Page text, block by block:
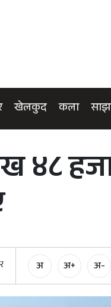
खेलकुद कला
४८
अ अ+ अ-